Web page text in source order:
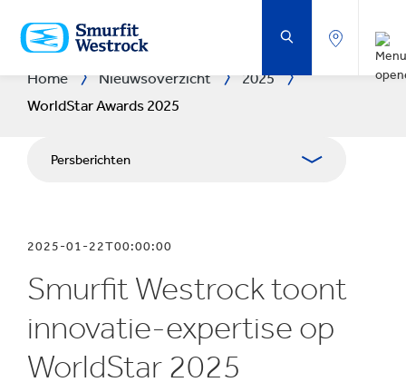
NAAR
DE
BELANGRIJKSTE
Home Nieuwsoverzicht
2025
WorldStar Awards 2025
Persberichten
Mediabetrekkingen
Blog
2025-01-22T00:00:00
Smurfit Westrock toont
innovatie-expertise op
WorldStar 2025